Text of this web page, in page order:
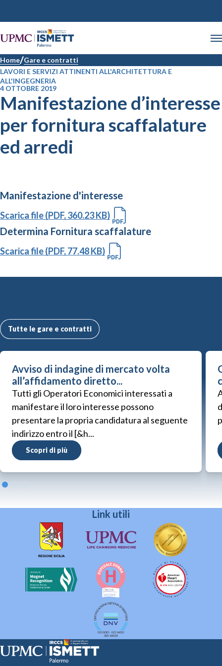
Home Gare e contratti
LAVORI E SERVIZI ATTINENTI ALL'ARCHITETTURA E
ALL'INGEGNERIA
4 OTTOBRE 2019
Manifestazione d’interesse
per fornitura scaffalature
ed arredi
Manifestazione d'interesse
Scarica file (PDF, 360.23 KB)
Determina Fornitura scaffalature
Scarica file (PDF, 77.48 KB)
Tutte le gare e contratti
Avviso di indagine di mercato volta
all’affidamento diretto...
Tutti gli Operatori Economici interessati a
manifestare il loro interesse possono
presentare la propria candidatura al seguente
indirizzo entro il [&h...
Scopri di più
Link utili